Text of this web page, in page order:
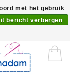
per 10 cm.
met het gebruik
bericht verbergen